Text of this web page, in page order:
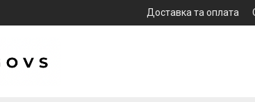
Доставка та оплата